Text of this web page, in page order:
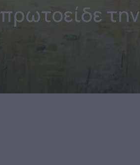
πρωτοείδε την